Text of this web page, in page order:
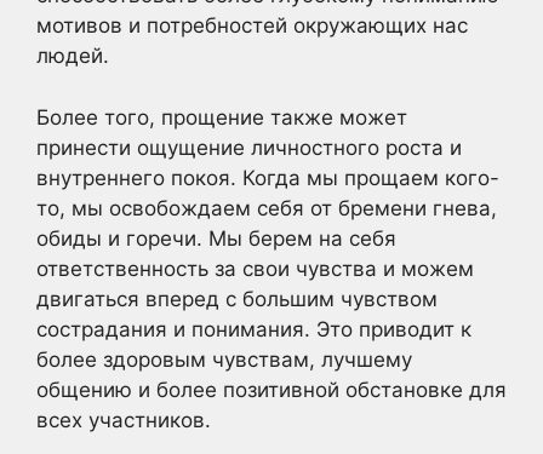
мотивов и потребностей окружающих нас
людей.
Более того, прощение также может
принести ощущение личностного роста и
внутреннего покоя. Когда мы прощаем кого-
то, мы освобождаем себя от бремени гнева,
обиды и горечи. Мы берем на себя
ответственность за свои чувства и можем
двигаться вперед с большим чувством
сострадания и понимания. Это приводит к
более здоровым чувствам, лучшему
общению и более позитивной обстановке для
всех участников.